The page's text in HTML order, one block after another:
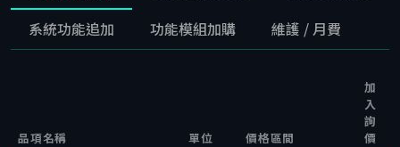
系統功能追加
功能模組加購 維護 / 月費
品項名稱 單位 價格區間
加
入
詢
價